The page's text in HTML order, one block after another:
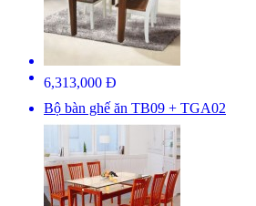
6,313,000 Đ
Bộ bàn ghế ăn TB09 + TGA02